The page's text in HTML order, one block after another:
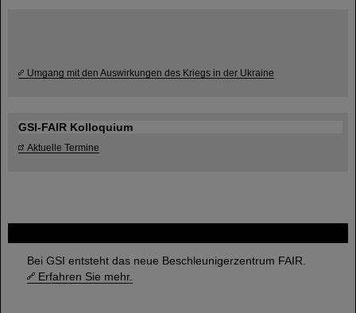
Bei GSI entsteht das neue Beschleunigerzentrum FAIR.
Erfahren Sie mehr.
Umgang mit den Auswirkungen des Kriegs in der Ukraine
GSI-FAIR Kolloquium
Aktuelle Termine